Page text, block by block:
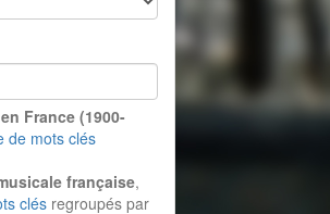
France (1900-
de mots clés
française,
clés regroupés par